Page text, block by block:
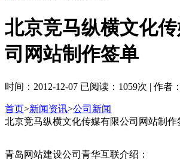
北京竞马纵横文化
司网站制作签单
时间：2012-12-07 已阅读：1059次 | 作者：
首页>新闻资讯>公司新闻
北京竞马纵横文化传媒有限公司网站制作
青岛网站建设公司青华互联介绍：